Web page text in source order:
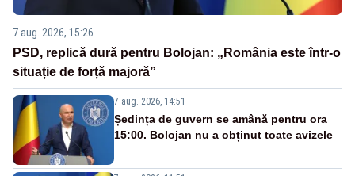
7 aug. 2026, 15:26
PSD, replică dură pentru Bolojan: „România este într-o
situație de forță majoră”
7 aug. 2026, 14:51
Ședința de guvern se amână pentru ora
15:00. Bolojan nu a obținut toate avizele